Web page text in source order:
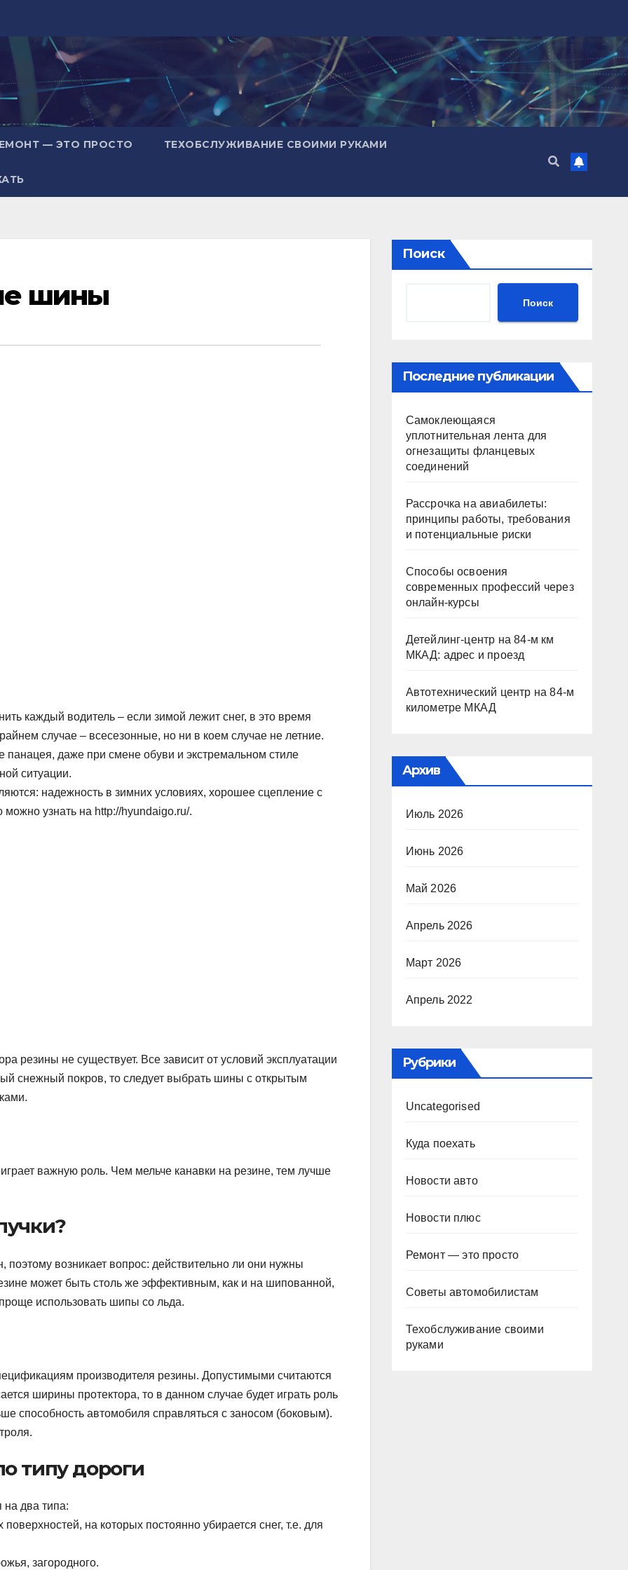
— ЭТО ПРОСТО ТЕХОБСЛУЖИВАНИЕ СВОИМИ РУКАМИ
шины
каждый водитель – если зимой лежит снег, в это время
случае – всесезонные, но ни в коем случае не летние.
панацея, даже при смене обуви и экстремальном стиле
ситуации.
надежность в зимних условиях, хорошее сцепление с
узнать на http://hyundaigo.ru/.
резины не существует. Все зависит от условий эксплуатации
снежный покров, то следует выбрать шины с открытым
важную роль. Чем мельче канавки на резине, тем лучше
возникает вопрос: действительно ли они нужны
может быть столь же эффективным, как и на шипованной,
использовать шипы со льда.
производителя резины. Допустимыми считаются
ширины протектора, то в данном случае будет играть роль
способность автомобиля справляться с заносом (боковым).
типу дороги
два типа:
на которых постоянно убирается снег, т.е. для
загородного.
Поиск
Поиск
Последние публикации
Самоклеющаяся
уплотнительная лента для
огнезащиты фланцевых
соединений
Рассрочка на авиабилеты:
принципы работы, требования
и потенциальные риски
Способы освоения
современных профессий через
онлайн-курсы
Детейлинг-центр на 84-м км
МКАД: адрес и проезд
Автотехнический центр на 84-м
километре МКАД
Архив
Июль 2026
Июнь 2026
Май 2026
Апрель 2026
Март 2026
Апрель 2022
Рубрики
Uncategorised
Куда поехать
Новости авто
Новости плюс
Ремонт — это просто
Советы автомобилистам
Техобслуживание своими
руками